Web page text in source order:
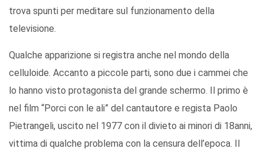
trova spunti per meditare sul funzionamento della
televisione.
Qualche apparizione si registra anche nel mondo della
celluloide. Accanto a piccole parti, sono due i cammei che
lo hanno visto protagonista del grande schermo. Il primo è
nel film “Porci con le ali” del cantautore e regista Paolo
Pietrangeli, uscito nel 1977 con il divieto ai minori di 18anni,
vittima di qualche problema con la censura dell’epoca. Il